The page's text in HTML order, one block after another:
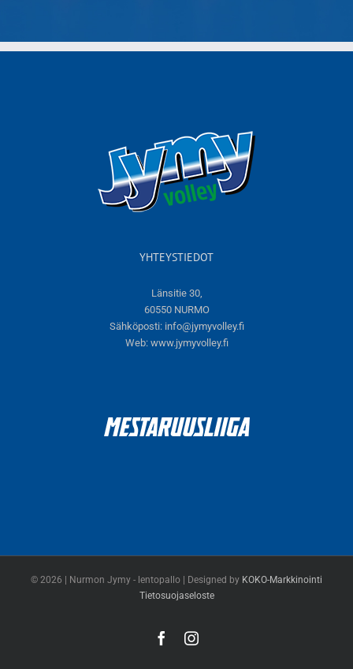
YHTEYSTIEDOT
Länsitie 30,
60550 NURMO
Sähköposti: info@jymyvolley.fi
Web: www.jymyvolley.fi
© 2026 | Nurmon Jymy - lentopallo | Designed by KOKO-Markkinointi
Tietosuojaseloste
FacebookInstagram